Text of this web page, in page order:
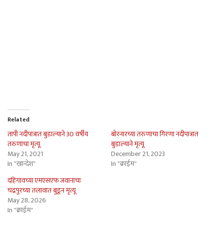
Related
तापी नदीपात्रात बुडाल्याने 30 वर्षीय
तरुणाचा मृत्यू
May 21, 2021
In "खान्देश"
बोरनारच्या तरुणाचा गिरणा नदीपात्रात
बुडाल्याने मृत्यू
December 21, 2023
In "क्राईम"
दहिगावच्या एमएसएफ जवानाचा
चंद्रपुरच्या तलावात बुडून मृत्यू
May 28, 2026
In "क्राईम"